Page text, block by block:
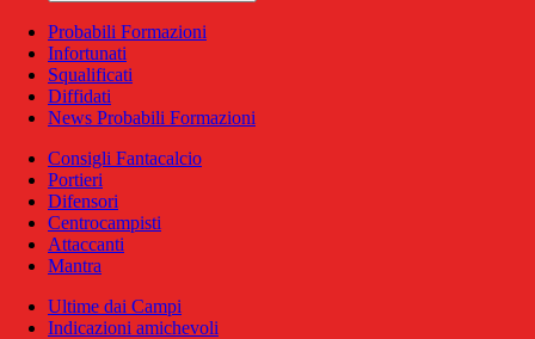
Probabili Formazioni
Infortunati
Squalificati
Diffidati
News Probabili Formazioni
Consigli Fantacalcio
Portieri
Difensori
Centrocampisti
Attaccanti
Mantra
Ultime dai Campi
Indicazioni amichevoli